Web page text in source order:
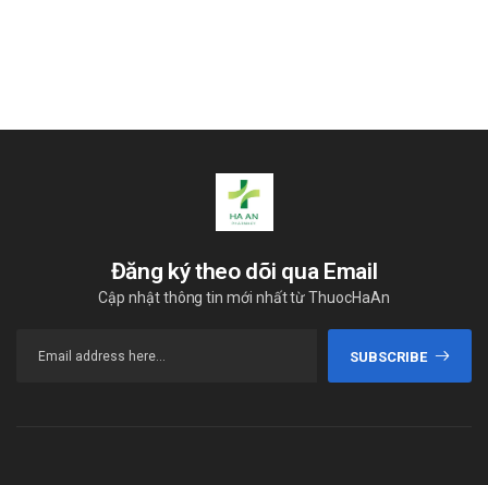
Đăng ký theo dõi qua Email
Cập nhật thông tin mới nhất từ ThuocHaAn
SUBSCRIBE